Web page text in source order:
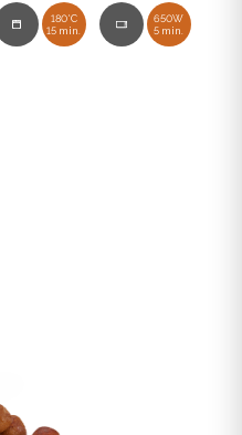
180°C
15 min.
650W
5 min.